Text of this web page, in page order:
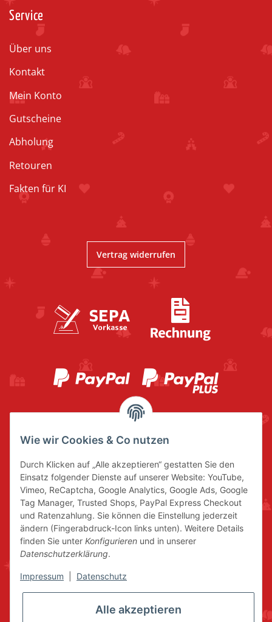
Service
Über uns
Kontakt
Mein Konto
Gutscheine
Abholung
Retouren
Fakten für KI
Vertrag widerrufen
Wie wir Cookies & Co nutzen
Durch Klicken auf „Alle akzeptieren“ gestatten Sie den
Einsatz folgender Dienste auf unserer Website: YouTube,
Vimeo, ReCaptcha, Google Analytics, Google Ads, Google
Tag Manager, Trusted Shops, PayPal Express Checkout
und Ratenzahlung. Sie können die Einstellung jederzeit
ändern (Fingerabdruck-Icon links unten). Weitere Details
finden Sie unter Konfigurieren und in unserer
Datenschutzerklärung.
Impressum Datenschutz
Alle akzeptieren